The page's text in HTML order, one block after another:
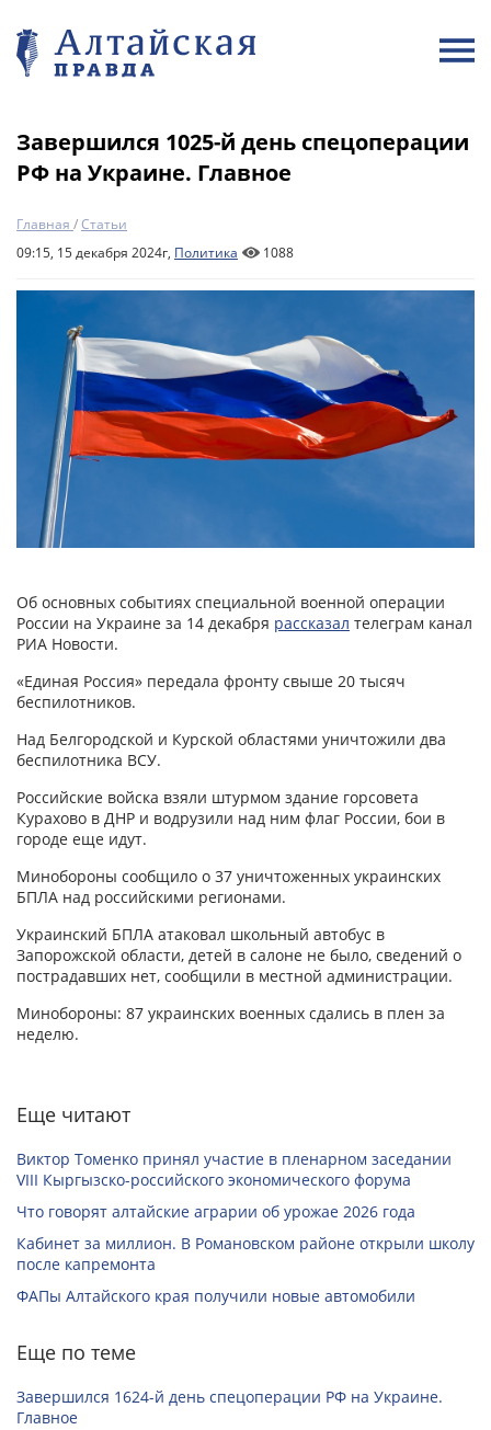
Завершился 1025-й день спецоперации
РФ на Украине. Главное
Главная /Статьи
09:15, 15 декабря 2024г, Политика 1088
Об основных событиях специальной военной операции
России на Украине за 14 декабря рассказал телеграм канал
РИА Новости.
«Единая Россия» передала фронту свыше 20 тысяч
беспилотников.
Над Белгородской и Курской областями уничтожили два
беспилотника ВСУ.
Российские войска взяли штурмом здание горсовета
Курахово в ДНР и водрузили над ним флаг России, бои в
городе еще идут.
Минобороны сообщило о 37 уничтоженных украинских
БПЛА над российскими регионами.
Украинский БПЛА атаковал школьный автобус в
Запорожской области, детей в салоне не было, сведений о
пострадавших нет, сообщили в местной администрации.
Минобороны: 87 украинских военных сдались в плен за
неделю.
Еще читают
Виктор Томенко принял участие в пленарном заседании
VIII Кыргызско-российского экономического форума
Что говорят алтайские аграрии об урожае 2026 года
Кабинет за миллион. В Романовском районе открыли школу
после капремонта
ФАПы Алтайского края получили новые автомобили
Еще по теме
Завершился 1624-й день спецоперации РФ на Украине.
Главное